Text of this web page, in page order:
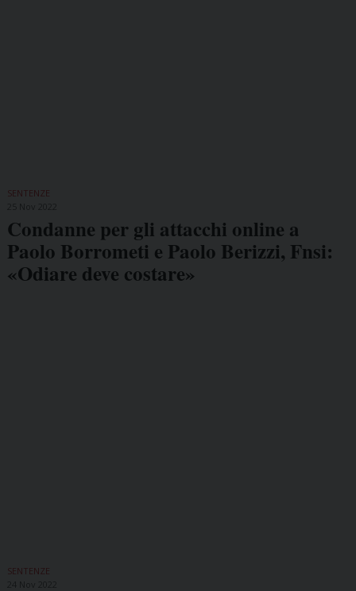
SENTENZE
Condanne per gli attacchi online a
Paolo Borrometi e Paolo Berizzi, Fnsi:
«Odiare deve costare»
SENTENZE